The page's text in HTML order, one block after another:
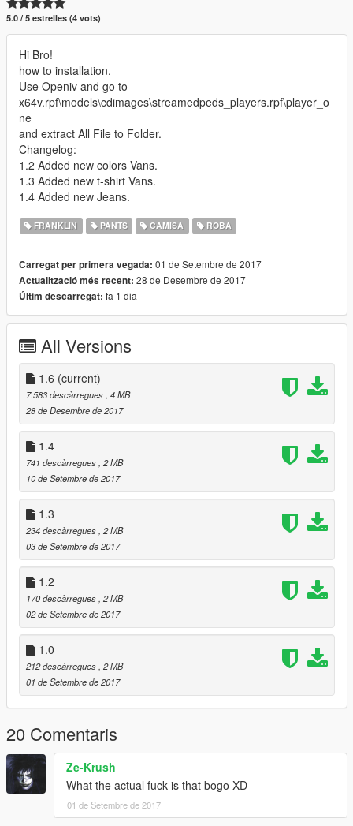
5.0 / 5 estrelles (4 vots)
Hi Bro!
how to installation.
Use Openiv and go to
x64v.rpf\models\cdimages\streamedpeds_players.rpf\player_o
ne
and extract All File to Folder.
Changelog:
1.2 Added new colors Vans.
1.3 Added new t-shirt Vans.
1.4 Added new Jeans.
FRANKLIN PANTS CAMISA ROBA
Carregat per primera vegada: 01 de Setembre de 2017
Actualització més recent: 28 de Desembre de 2017
Últim descarregat: fa 1 dia
All Versions
1.6 (current)
7.583 descàrregues , 4 MB
28 de Desembre de 2017
1.4
741 descàrregues , 2 MB
10 de Setembre de 2017
1.3
234 descàrregues , 2 MB
03 de Setembre de 2017
1.2
170 descàrregues , 2 MB
02 de Setembre de 2017
1.0
212 descàrregues , 2 MB
01 de Setembre de 2017
20 Comentaris
Ze-Krush
What the actual fuck is that bogo XD
01 de Setembre de 2017